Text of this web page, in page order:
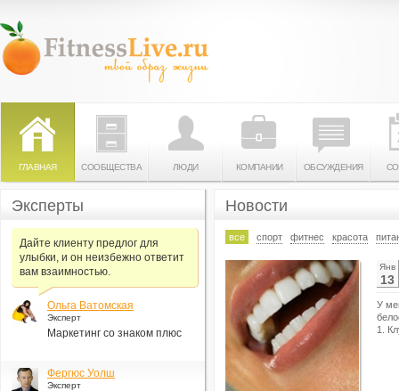
ГЛАВНАЯ СООБЩЕСТВА ЛЮДИ КОМПАНИИ ОБСУЖДЕНИЯ
Новости
все спорт фитнес красота
Янв
13
У
1.
Эксперты
Дайте клиенту предлог для
улыбки, и он неизбежно ответит
вам взаимностью.
Ольга Ватомская
Эксперт
Маркетинг со знаком плюс
Фергюс Уолш
Эксперт